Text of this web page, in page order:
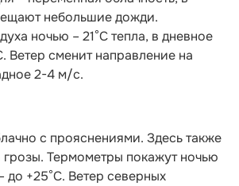
небольшие дожди.
ночью – 21°С тепла, в дневное
Ветер сменит направление на
2-4 м/с.
с прояснениями. Здесь также
Термометры покажут ночью
до +25°С. Ветер северных